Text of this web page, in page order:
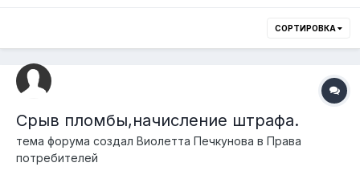
СОРТИРОВКА
Срыв пломбы,начисление штрафа.
тема форума создал Виолетта Печкунова в Права
потребителей